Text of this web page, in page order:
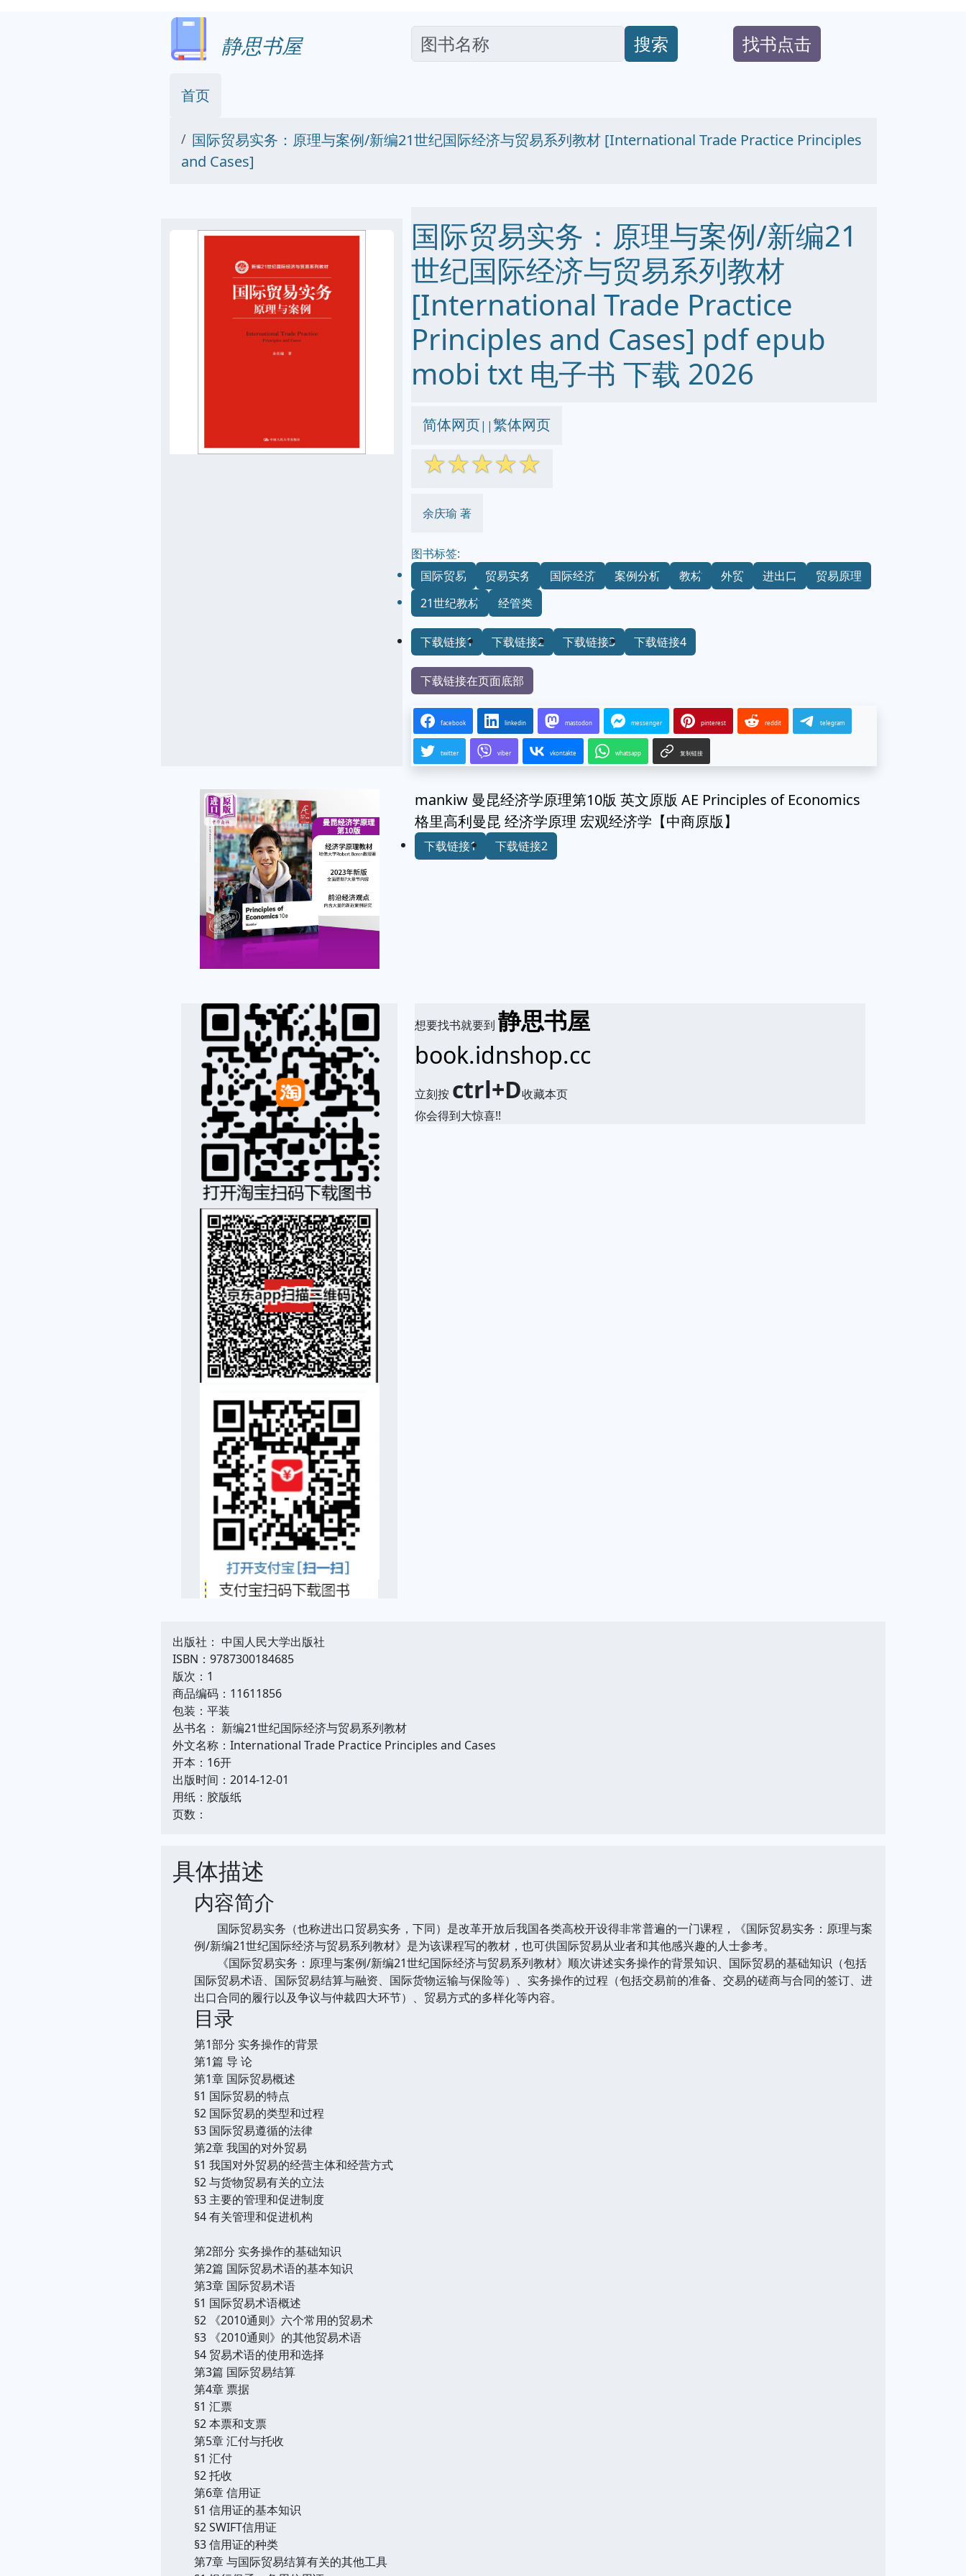
静思书屋 搜索 找书点击
首页
国际贸易实务：原理与案例/新编21世纪国际经济与贸易系列教材 [International Trade Practice Principles
and Cases]
国际贸易实务：原理与案例/新编21
世纪国际经济与贸易系列教材
[International Trade Practice
Principles and Cases] pdf epub
mobi txt 电子书 下载 2026
简体网页||繁体网页
☆☆☆☆☆
余庆瑜 著
图书标签:
国际贸易
贸易实务 国际经济 案例分析 教材 外贸 进出口
贸易原理
21世纪教材
经管类
下载链接1 下载链接2 下载链接3 下载链接4
下载链接在页面底部
facebook linkedin mastodon messenger pinterest reddit telegram
twitter viber vkontakte whatsapp 复制链接
mankiw 曼昆经济学原理第10版 英文原版 AE Principles of Economics
格里高利曼昆 经济学原理 宏观经济学【中商原版】
下载链接1 下载链接2
想要找书就要到静思书屋
book.idnshop.cc
立刻按 ctrl+D收藏本页
你会得到大惊喜!!
出版社： 中国人民大学出版社
ISBN：9787300184685
版次：1
商品编码：11611856
包装：平装
丛书名： 新编21世纪国际经济与贸易系列教材
外文名称：International Trade Practice Principles and Cases
开本：16开
出版时间：2014-12-01
用纸：胶版纸
页数：
具体描述
内容简介
国际贸易实务（也称进出口贸易实务，下同）是改革开放后我国各类高校开设得非常普遍的一门课程，《国际贸易实务：原理与案
例/新编21世纪国际经济与贸易系列教材》是为该课程写的教材，也可供国际贸易从业者和其他感兴趣的人士参考。
《国际贸易实务：原理与案例/新编21世纪国际经济与贸易系列教材》顺次讲述实务操作的背景知识、国际贸易的基础知识（包括
国际贸易术语、国际贸易结算与融资、国际货物运输与保险等）、实务操作的过程（包括交易前的准备、交易的磋商与合同的签订、进
出口合同的履行以及争议与仲裁四大环节）、贸易方式的多样化等内容。
目录
第1部分 实务操作的背景
第1篇 导 论
第1章 国际贸易概述
§1 国际贸易的特点
§2 国际贸易的类型和过程
§3 国际贸易遵循的法律
第2章 我国的对外贸易
§1 我国对外贸易的经营主体和经营方式
§2 与货物贸易有关的立法
§3 主要的管理和促进制度
§4 有关管理和促进机构
第2部分 实务操作的基础知识
第2篇 国际贸易术语的基本知识
第3章 国际贸易术语
§1 国际贸易术语概述
§2 《2010通则》六个常用的贸易术
§3 《2010通则》的其他贸易术语
§4 贸易术语的使用和选择
第3篇 国际贸易结算
第4章 票据
§1 汇票
§2 本票和支票
第5章 汇付与托收
§1 汇付
§2 托收
第6章 信用证
§1 信用证的基本知识
§2 SWIFT信用证
§3 信用证的种类
第7章 与国际贸易结算有关的其他工具